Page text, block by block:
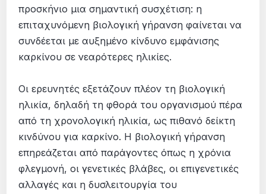
προσκήνιο μια σημαντική συσχέτιση: η
επιταχυνόμενη βιολογική γήρανση φαίνεται να
συνδέεται με αυξημένο κίνδυνο εμφάνισης
καρκίνου σε νεαρότερες ηλικίες.
Οι ερευνητές εξετάζουν πλέον τη βιολογική
ηλικία, δηλαδή τη φθορά του οργανισμού πέρα
από τη χρονολογική ηλικία, ως πιθανό δείκτη
κινδύνου για καρκίνο. Η βιολογική γήρανση
επηρεάζεται από παράγοντες όπως η χρόνια
φλεγμονή, οι γενετικές βλάβες, οι επιγενετικές
αλλαγές και η δυσλειτουργία του